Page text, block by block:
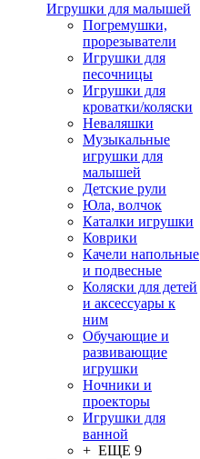
Игрушки для малышей
Погремушки,
прорезыватели
Игрушки для
песочницы
Игрушки для
кроватки/коляски
Неваляшки
Музыкальные
игрушки для
малышей
Детские рули
Юла, волчок
Каталки игрушки
Коврики
Качели напольные
и подвесные
Коляски для детей
и аксессуары к
ним
Обучающие и
развивающие
игрушки
Ночники и
проекторы
Игрушки для
ванной
+ ЕЩЕ 9